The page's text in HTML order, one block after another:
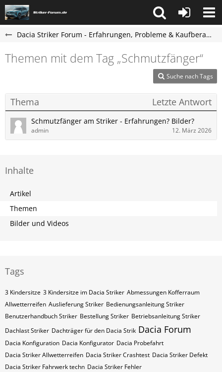
Dacia Striker Forum - Erfahrungen, Probleme & Kaufberatung
Themen mit dem Tag „Schmutzfänger“
Suche nach Tags
Thema Letzte Antwort
Schmutzfänger am Striker - Erfahrungen? Bilder?
admin 12. März 2026
Inhalte
Artikel
Themen
Bilder und Videos
Tags
3 Kindersitze 3 Kindersitze im Dacia Striker Abmessungen Kofferraum
Allwetterreifen Auslieferung Striker Bedienungsanleitung Striker
Benutzerhandbuch Striker Bestellung Striker Betriebsanleitung Striker
Dachlast Striker Dachträger für den Dacia Strik Dacia Forum
Dacia Konfiguration Dacia Konfigurator Dacia Probefahrt
Dacia Striker Allwetterreifen Dacia Striker Crashtest Dacia Striker Defekt
Dacia Striker Fahrwerk techn Dacia Striker Fehler